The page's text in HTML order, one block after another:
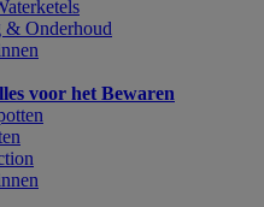
& Onderhoud
voor het Bewaren